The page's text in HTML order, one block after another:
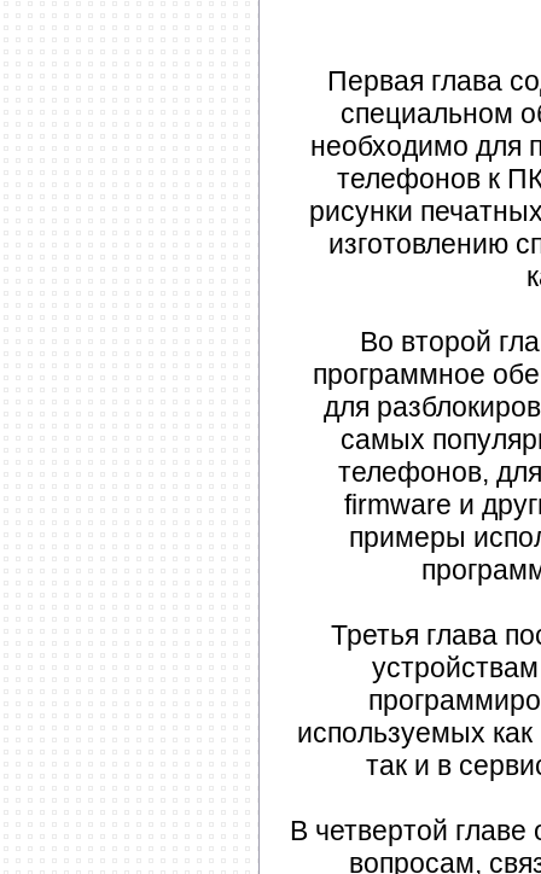
Первая глава
специальном
необходимо для
телефонов к
рисунки
изготовлению
Во второй
программное
для
самых
телефонов,
firmware и
примеры
Третья глава
используемых
так и в
В четвертой
вопросам,